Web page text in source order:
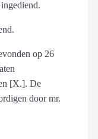
op 26
[X.]. De
door mr.